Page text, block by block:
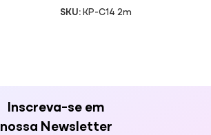
SKU:KP-C14 2m
Inscreva-se em
nossa Newsletter